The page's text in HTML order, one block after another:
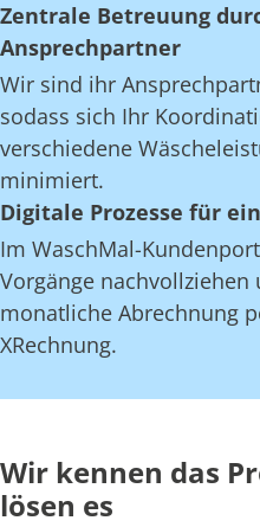
Zentrale Betreuung
Ansprechpartner
Wir sind ihr
sodass sich Ihr
verschiedene
minimiert.
Digitale Prozesse für
Im WaschMal-
Vorgänge
monatliche Abrechnung
XRechnung.
Wir kennen das
lösen es